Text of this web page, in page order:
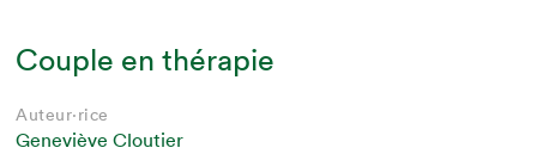
Couple en thérapie
Auteur·rice
Geneviève Cloutier